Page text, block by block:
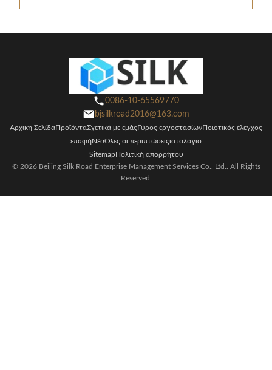
0086-10-65569770
bjsilkroad2016@163.com
Αρχική ΣελίδαΠροϊόνταΣχετικά με εμάς Γύρος εργοστασίωνΠοιοτικός έλεγχος
επαφήΝέαΌλες οι περιπτώσειςιστολόγιο
SitemapΠολιτική απορρήτου
© 2026 Beijing Silk Road Enterprise Management Services Co., Ltd.. All Rights
Reserved.